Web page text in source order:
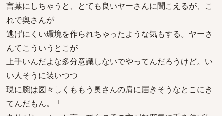
言葉にしちゃうと、とても良いヤーさんに聞こえるが、こ
れで奥さんが
逃げにくい環境を作られちゃったような気もする。ヤーさ
んてこういうとこが
上手いんだよな多分意識しないでやってんだろうけど。い
い人そうに装いつつ
現に腕は図々しくももう奥さんの肩に届きそうなとこにき
てんだもん。「